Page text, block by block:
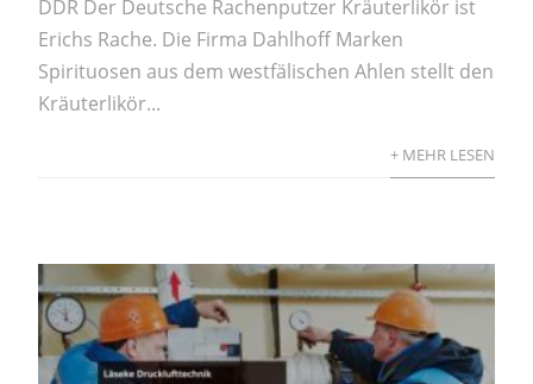
DDR Der Deutsche Rachenputzer Kräuterlikör ist
Erichs Rache. Die Firma Dahlhoff Marken
Spirituosen aus dem westfälischen Ahlen stellt den
Kräuterlikör...
+ MEHR LESEN